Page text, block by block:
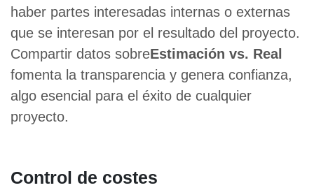
haber partes interesadas internas o externas
que se interesan por el resultado del proyecto.
Compartir datos sobreEstimación vs. Real
fomenta la transparencia y genera confianza,
algo esencial para el éxito de cualquier
proyecto.
Control de costes